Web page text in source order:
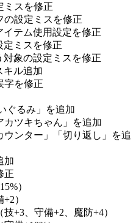
ミスを修正
設定ミスを修正
テム使用設定を修正
ミスを修正
象の設定ミスを修正
キル追加
字を修正
ぐるみ」を追加
カツキちゃん」を追加
ウンター」「切り返し」を追
加
正
）
）
+3、守備+2、魔防+4）